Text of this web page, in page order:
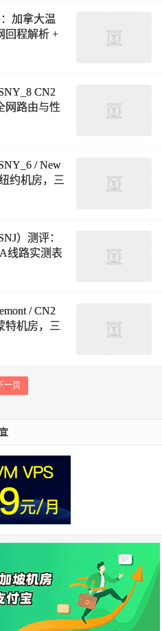
加拿大温
回程解析 +
CN2
网路由与性
/ New
约机房，三
）测评：
线路实测表
/ CN2
特机房，三
一页